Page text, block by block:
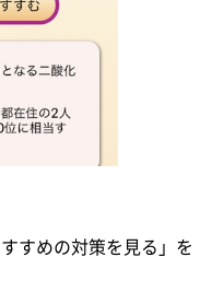
すめの対策を見る」を